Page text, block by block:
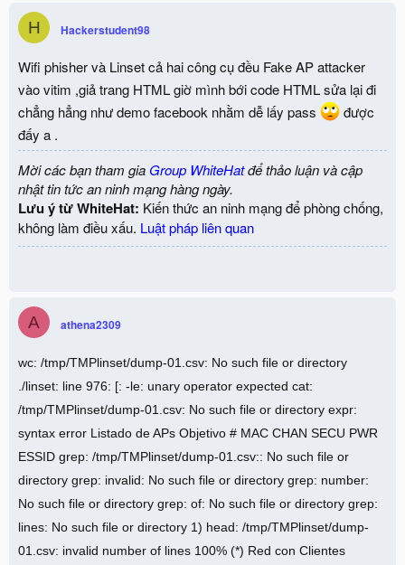
H Hackerstudent98
Wifi phisher và Linset cả hai công cụ đều Fake AP attacker
vào vitim ,giả trang HTML giờ mình bới code HTML sửa lại đi
chẳng hẳng như demo facebook nhằm dễ lấy pass
được
đấy a .
Mời các bạn tham gia Group WhiteHatđể thảo luận và cập
nhật tin tức an ninh mạng hàng ngày.
Lưu ý từ WhiteHat: Kiến thức an ninh mạng để phòng chống,
không làm điều xấu. Luật pháp liên quan
A athena2309
wc: /tmp/TMPlinset/dump-01.csv: No such file or directory
./linset: line 976: [: -le: unary operator expected cat:
/tmp/TMPlinset/dump-01.csv: No such file or directory expr:
syntax error Listado de APs Objetivo # MAC CHAN SECU PWR
ESSID grep: /tmp/TMPlinset/dump-01.csv:: No such file or
directory grep: invalid: No such file or directory grep: number:
No such file or directory grep: of: No such file or directory grep:
lines: No such file or directory 1) head: /tmp/TMPlinset/dump-
01.csv: invalid number of lines 100% (*) Red con Clientes